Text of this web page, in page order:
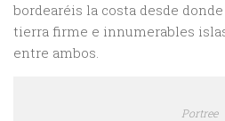
bordearéis la costa desde
tierra firme e innumerables
entre ambos.
Portree